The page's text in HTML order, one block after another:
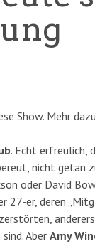
Show. Mehr
. Echt erfreulich,
nicht getan
oder David
er, deren
AberAmy